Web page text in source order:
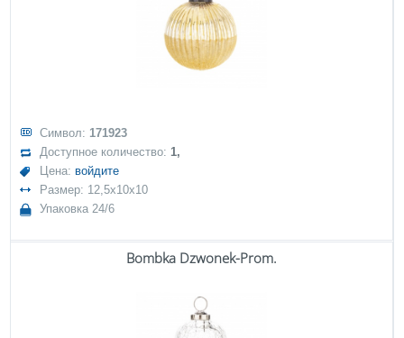
Символ: 171923
Доступное количество:1,
Цена: войдите
Размер: 12,5x10x10
Упаковка 24/6
Bombka Dzwonek-Prom.